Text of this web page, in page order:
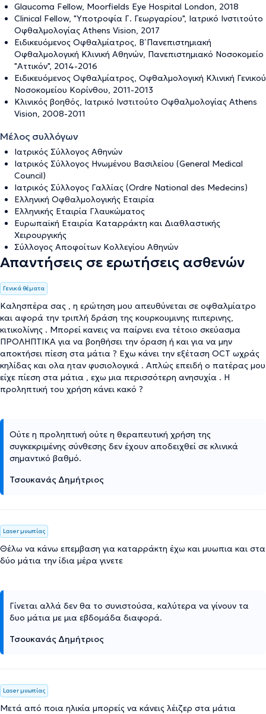
Glaucoma Fellow, Moorfields Eye Hospital London, 2018
Clinical Fellow, "Υποτροφία Γ. Γεωργαρίου", Ιατρικό Ινστιτούτο
Οφθαλμολογίας Athens Vision, 2017
Ειδικευόμενος Οφθαλμίατρος, Β΄ Πανεπιστημιακή
Οφθαλμολογική Κλινική Αθηνών, Πανεπιστημιακό Νοσοκομείο
"Αττικόν", 2014-2016
Ειδικευόμενος Οφθαλμίατρος, Οφθαλμολογική Κλινική Γενικού
Νοσοκομείου Κορίνθου, 2011-2013
Κλινικός βοηθός, Ιατρικό Ινστιτούτο Οφθαλμολογίας Athens
Vision, 2008-2011
Μέλος συλλόγων
Ιατρικός Σύλλογος Αθηνών
Ιατρικός Σύλλογος Ηνωμένου Βασιλείου (General Medical
Council)
Ιατρικός Σύλλογος Γαλλίας (Ordre National des Medecins)
Ελληνική Οφθαλμολογικής Εταιρία
Ελληνικής Εταιρία Γλαυκώματος
Ευρωπαϊκή Εταιρία Καταρράκτη και Διαθλαστικής
Χειρουργικής
Σύλλογος Αποφοίτων Κολλεγίου Αθηνών
Απαντήσεις σε ερωτήσεις ασθενών
Γενικά θέματα
Καλησπέρα σας , η ερώτηση μου απευθύνεται σε οφθαλμίατρο
και αφορά την τριπλή δράση της κουρκουμινης πιπερινης,
κιτικολίνης . Μπορεί κανεις να παίρνει ενα τέτοιο σκεύασμα
ΠΡΟΛΗΠΤΙΚΑ για να βοηθήσει την όραση ή και για να μην
αποκτήσει πίεση στα μάτια ? Εχω κάνει την εξέταση OCT ωχράς
κηλίδας και ολα ηταν φυσιολογικά . Απλώς επειδή ο πατέρας μου
είχε πίεση στα μάτια , εχω μια περισσότερη ανησυχία . Η
προληπτική του χρήση κάνει κακό ?
Ούτε η προληπτική ούτε η θεραπευτική χρήση της
συγκεκριμένης σύνθεσης δεν έχουν αποδειχθεί σε κλινικά
σημαντικό βαθμό.
Τσουκανάς Δημήτριος
Laser μυωπίας
Θέλω να κάνω επεμβαση για καταρράκτη έχω και μυωπια και στα
δύο μάτια την ίδια μέρα γινετε
Γίνεται αλλά δεν θα το συνιστούσα, καλύτερα να γίνουν τα
δυο μάτια με μια εβδομάδα διαφορά.
Τσουκανάς Δημήτριος
Laser μυωπίας
Μετά από ποια ηλικία μπορείς να κάνεις λέιζερ στα μάτια